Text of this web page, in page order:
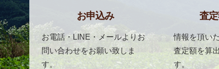
お申込み
お電話・LINE・メールよりお
問い合わせをお願い致しま
す。
査
情報を頂い
査定額を算
す。